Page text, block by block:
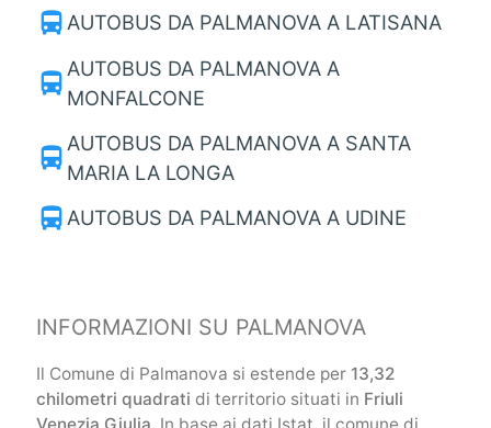
directions_bus AUTOBUS DA PALMANOVA A LATISANA
directions_bus AUTOBUS DA PALMANOVA A
MONFALCONE
directions_bus AUTOBUS DA PALMANOVA A SANTA
MARIA LA LONGA
directions_bus AUTOBUS DA PALMANOVA A UDINE
INFORMAZIONI SU PALMANOVA
Il Comune di Palmanova si estende per 13,32
chilometri quadrati di territorio situati in Friuli